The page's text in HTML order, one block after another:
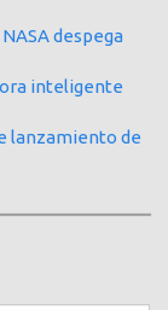
despega
inteligente
lanzamiento de